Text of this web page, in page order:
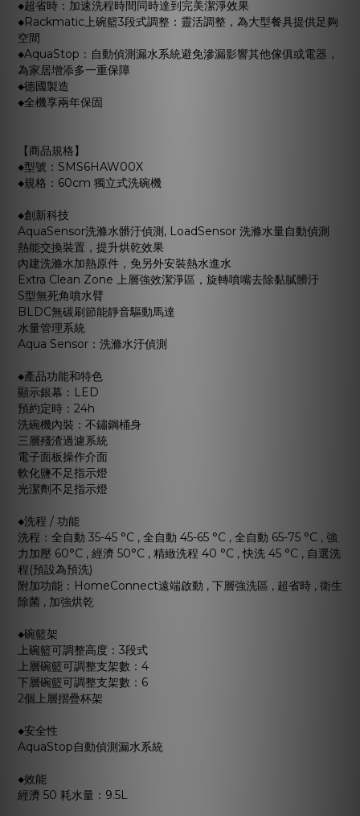
◆超省時：加速洗程時間同時達到完美潔淨效果
◆Rackmatic上碗籃3段式調整：靈活調整，為大型餐具提供足夠
空間
◆AquaStop：自動偵測漏水系統避免滲漏影響其他傢俱或電器，
為家居增添多一重保障
◆德國製造
◆全機享兩年保固
【商品規格】
◆型號：SMS6HAW00X
◆規格：60cm 獨立式洗碗機
◆創新科技
AquaSensor洗滌水髒汙偵測, LoadSensor 洗滌水量自動偵測
熱能交換裝置，提升烘乾效果
內建洗滌水加熱原件，免另外安裝熱水進水
Extra Clean Zone 上層強效潔淨區，旋轉噴嘴去除黏膩髒汙
S型無死角噴水臂
BLDC無碳刷節能靜音驅動馬達
水量管理系統
Aqua Sensor：洗滌水汙偵測
◆產品功能和特色
顯示銀幕：LED
預約定時：24h
洗碗機內裝：不鏽鋼桶身
三層殘渣過濾系統
電子面板操作介面
軟化鹽不足指示燈
光潔劑不足指示燈
◆洗程 / 功能
洗程：全自動 35-45 °C , 全自動 45-65 °C , 全自動 65-75 °C , 強
力加壓 60°C , 經濟 50°C , 精緻洗程 40 °C , 快洗 45 °C , 自選洗
程(預設為預洗)
附加功能：HomeConnect遠端啟動 , 下層強洗區 , 超省時 , 衛生
除菌 , 加強烘乾
◆碗籃架
上碗籃可調整高度：3段式
上層碗籃可調整支架數：4
下層碗籃可調整支架數：6
2個上層摺疊杯架
◆安全性
AquaStop自動偵測漏水系統
◆效能
經濟 50 耗水量：9.5L